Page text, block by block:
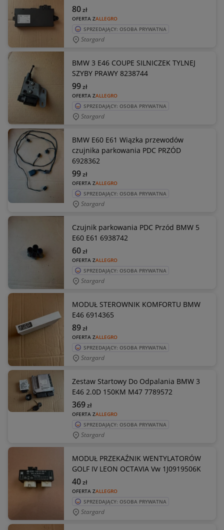
OFERTA ZALLEGRO
80zł
SPRZEDAJĄCY: OSOBA PRYWATNA
Stargard
BMW 3 E46 COUPE SILNICZEK TYLNEJ
SZYBY PRAWY 8238744
OFERTA ZALLEGRO
99zł
SPRZEDAJĄCY: OSOBA PRYWATNA
Stargard
BMW E60 E61 Wiązka przewodów
czujnika parkowania PDC PRZÓD
6928362
OFERTA ZALLEGRO
99zł
SPRZEDAJĄCY: OSOBA PRYWATNA
Stargard
Czujnik parkowania PDC Przód BMW 5
E60 E61 6938742
OFERTA ZALLEGRO
60zł
SPRZEDAJĄCY: OSOBA PRYWATNA
Stargard
MODUŁ STEROWNIK KOMFORTU BMW
E46 6914365
OFERTA ZALLEGRO
89zł
SPRZEDAJĄCY: OSOBA PRYWATNA
Stargard
Zestaw Startowy Do Odpalania BMW 3
E46 2.0D 150KM M47 7789572
OFERTA ZALLEGRO
369zł
SPRZEDAJĄCY: OSOBA PRYWATNA
Stargard
MODUŁ PRZEKAŹNIK WENTYLATORÓW
GOLF IV LEON OCTAVIA Vw 1J0919506K
OFERTA ZALLEGRO
40zł
SPRZEDAJĄCY: OSOBA PRYWATNA
Stargard